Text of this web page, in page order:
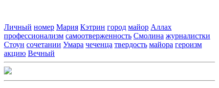
Личный номер Мария Кэтрин город майор Аллах
профессионализм самоотверженность Смолина журналистки
Стоун сочетании Умара чеченца твердость майора героизм
акцию Вечный